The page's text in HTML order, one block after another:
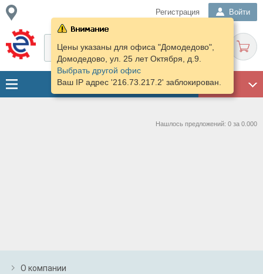
Регистрация Войти
ГАРАЖ
Цены указаны для офиса "Домодедово",
Домодедово, ул. 25 лет Октября, д.9.
Выбрать другой офис
Ваш IP адрес '216.73.217.2' заблокирован.
Нашлось предложений: 0 за 0.000
О компании